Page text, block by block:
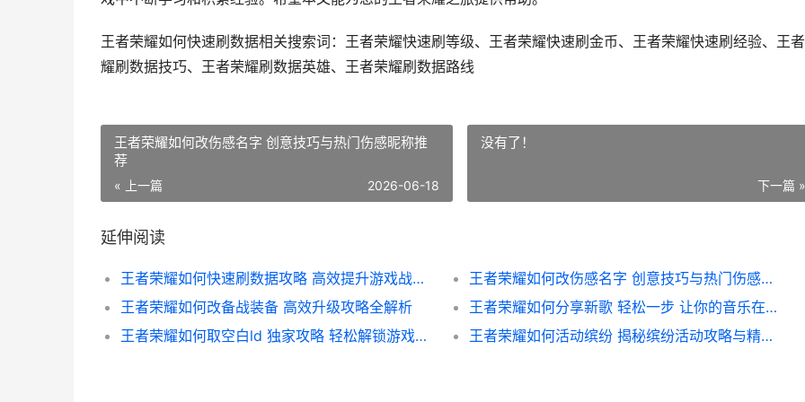
王者荣耀如何快速刷数据相关搜索词：王者荣耀快速刷等级、王者荣耀快速刷金币、王者荣耀快速刷经验、王
耀刷数据技巧、王者荣耀刷数据英雄、王者荣耀刷数据路线
王者荣耀如何改伤感名字 创意技巧与热门伤感昵称推
荐
« 上一篇 2026-06-18
没有了！
下一篇 »
延伸阅读
王者荣耀如何快速刷数据攻略 高效提升游戏战绩技巧揭秘
王者荣耀如何改伤感名字 创意技巧与热门伤感昵称推荐
王者荣耀如何改备战装备 高效升级攻略全解析
王者荣耀如何分享新歌 轻松一步 让你的音乐在游戏中传唱
王者荣耀如何取空白ld 独家攻略 轻松解锁游戏隐藏功能
王者荣耀如何活动缤纷 揭秘缤纷活动攻略与精彩玩法